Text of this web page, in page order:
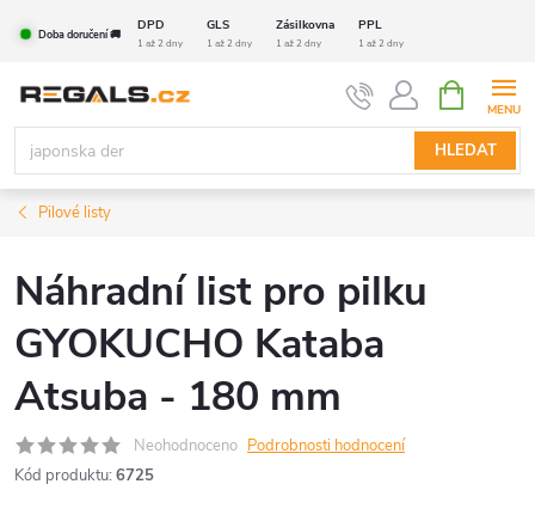
Doba doručení 🚚
DPD GLS Zásilkovna PPL
1 až 2 dny 1 až 2 dny 1 až 2 dny 1 až 2 dny
HLEDAT
NÁKUPNÍ
KOŠÍK
Pilové listy
Náhradní list pro pilku
GYOKUCHO Kataba
Atsuba - 180 mm
Neohodnoceno Podrobnosti hodnocení
Kód produktu: 6725